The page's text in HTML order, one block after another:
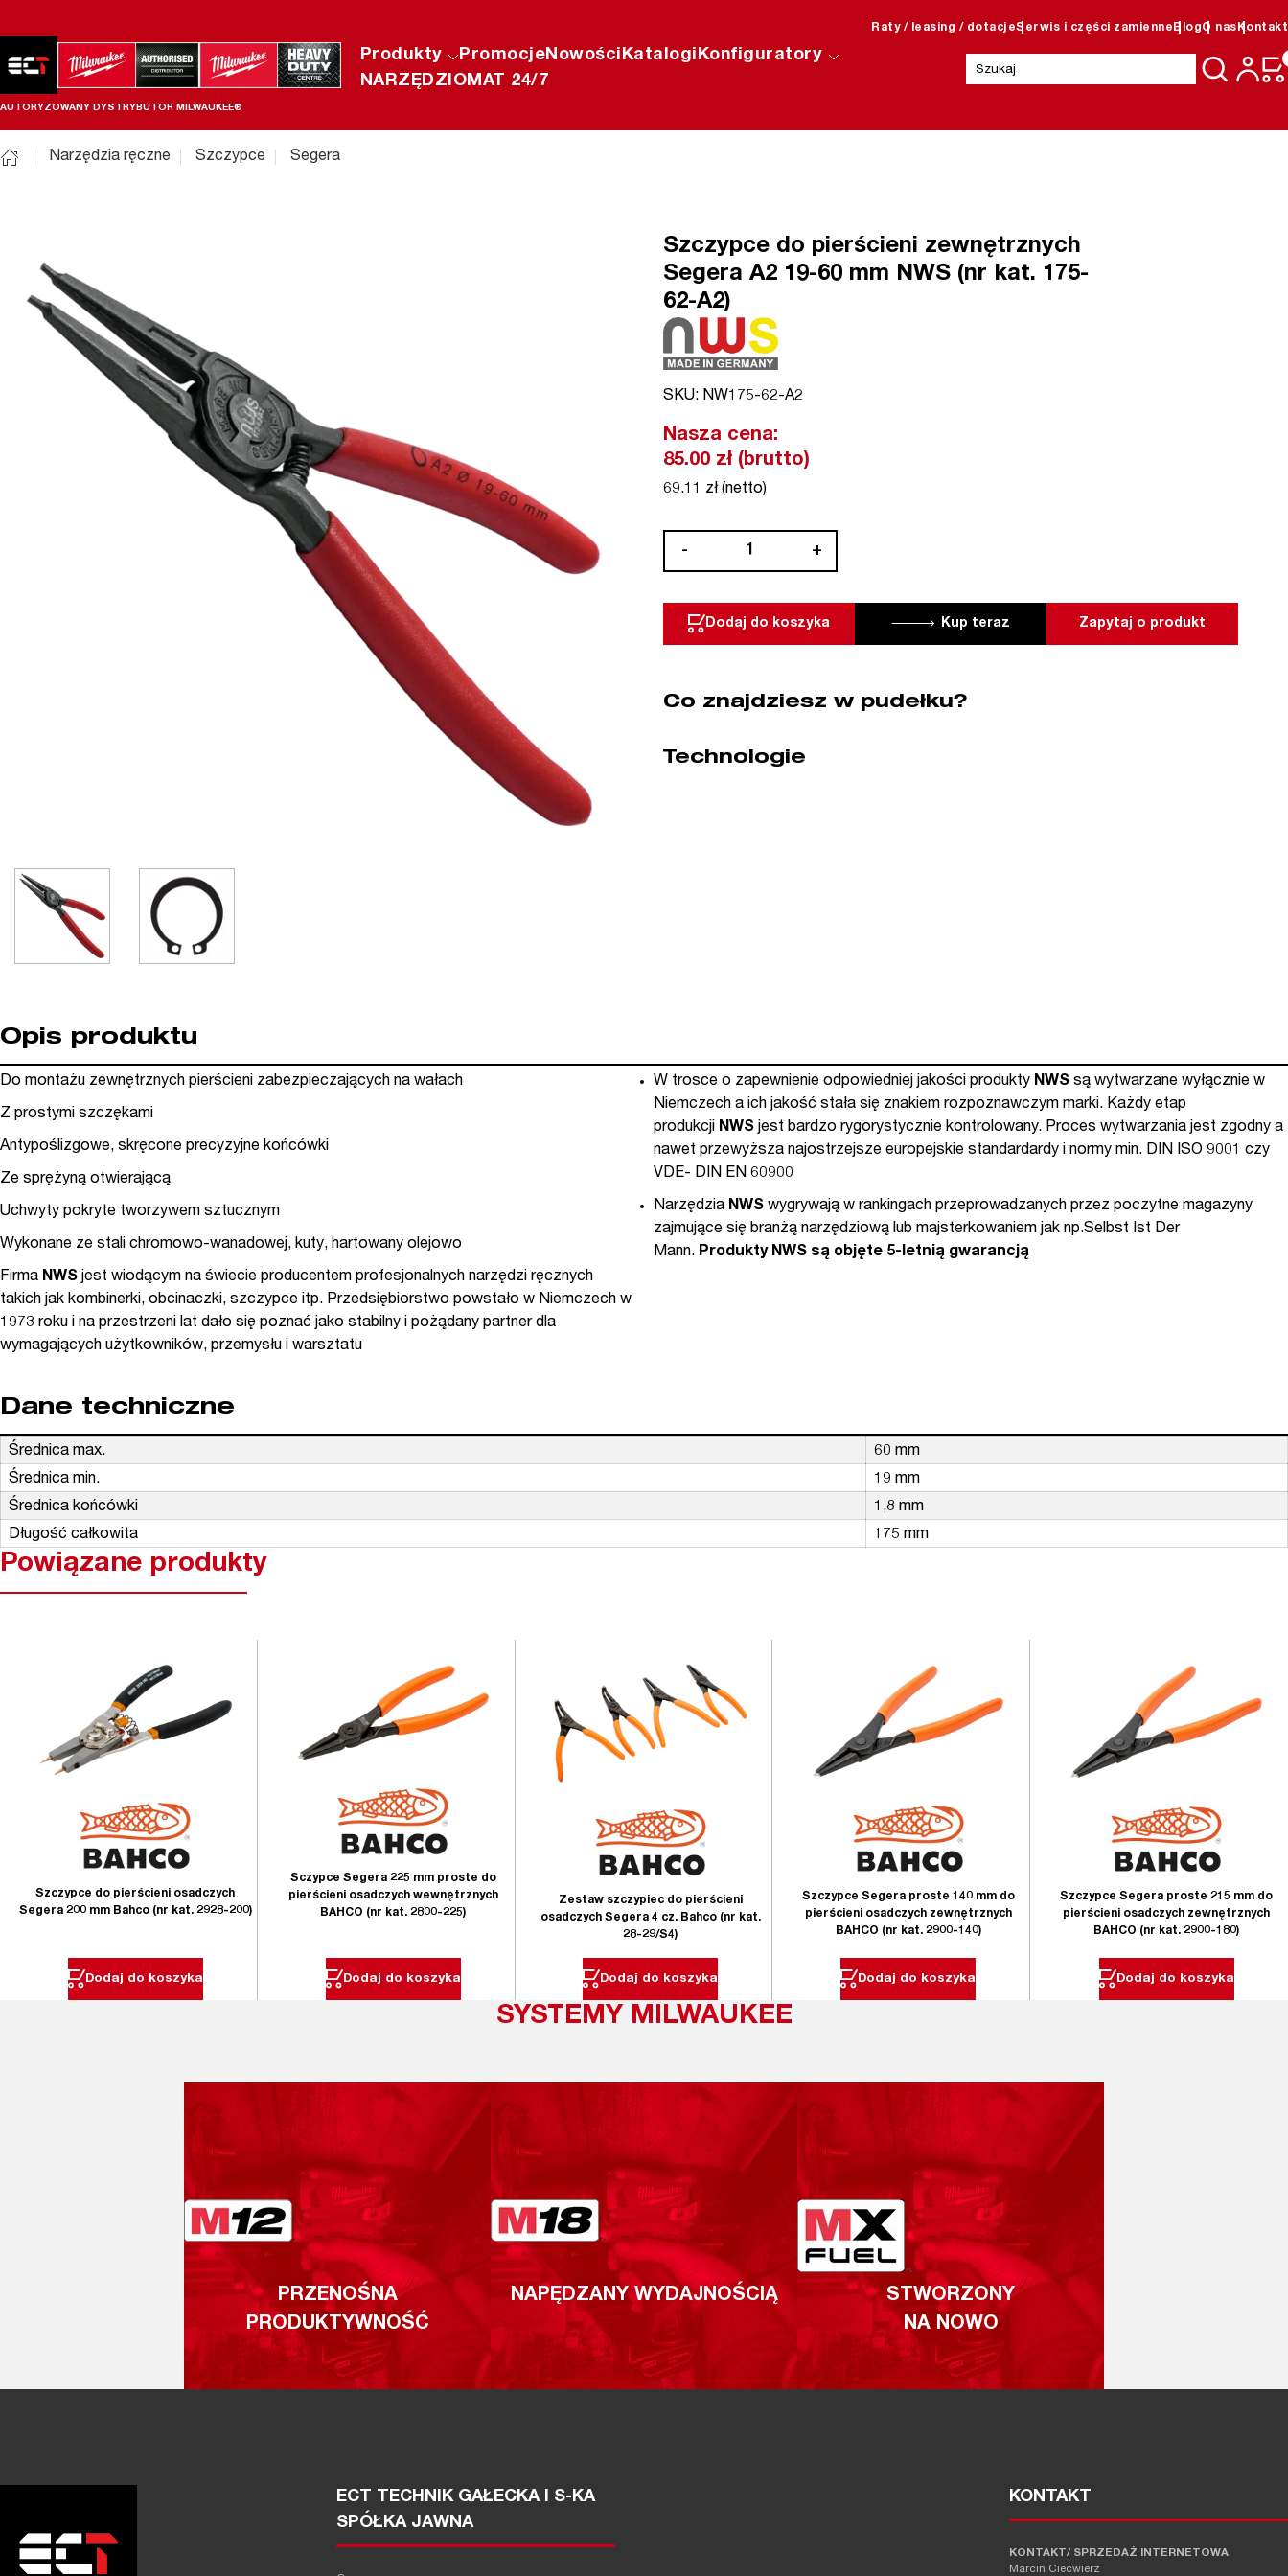
Raty / leasing / dotacjeSerwis i części zamienne BlogO nas Kontakt
AUTORYZOWANY DYSTRYBUTOR MILWAUKEE®
Produkty PromocjeNowościKatalogiKonfiguratory
NARZĘDZIOMAT 24/7
Szukaj:
Narzędzia ręczne Szczypce Segera
Szczypce do pierścieni zewnętrznych
Segera A2 19-60 mm NWS (nr kat. 175-
62-A2)
SKU: NW175-62-A2
Nasza cena:
85.00 zł (brutto)
69.11 zł (netto)
-
pierścieni
zewnętrznych
19-
mm
+
Dodaj do koszyka Zapytaj o produkt
Kup teraz
Co znajdziesz w pudełku?
Technologie
Opis produktu
Do montażu zewnętrznych pierścieni zabezpieczających na wałach
Z prostymi szczękami
Antypoślizgowe, skręcone precyzyjne końcówki
Ze sprężyną otwierającą
Uchwyty pokryte tworzywem sztucznym
Wykonane ze stali chromowo-wanadowej, kuty, hartowany olejowo
Firma NWS jest wiodącym na świecie producentem profesjonalnych narzędzi ręcznych
takich jak kombinerki, obcinaczki, szczypce itp. Przedsiębiorstwo powstało w Niemczech w
1973 roku i na przestrzeni lat dało się poznać jako stabilny i pożądany partner dla
wymagających użytkowników, przemysłu i warsztatu
W trosce o zapewnienie odpowiedniej jakości produkty NWS są wytwarzane wyłącznie w
Niemczech a ich jakość stała się znakiem rozpoznawczym marki. Każdy etap
produkcji NWS jest bardzo rygorystycznie kontrolowany. Proces wytwarzania jest zgodny a
nawet przewyższa najostrzejsze europejskie standardardy i normy min. DIN ISO 9001 czy
VDE- DIN EN 60900
Narzędzia NWS wygrywają w rankingach przeprowadzanych przez poczytne magazyny
zajmujące się branżą narzędziową lub majsterkowaniem jak np.Selbst Ist Der
Mann. Produkty NWS są objęte 5-letnią gwarancją
Dane techniczne
Średnica max.
60 mm
Średnica min.
19 mm
Średnica końcówki
1,8 mm
Długość całkowita
175 mm
Powiązane produkty
Szczypce do pierścieni osadczych
Segera 200 mm Bahco (nr kat. 2928-200)
Dodaj do koszyka
Sczypce Segera 225 mm proste do
pierścieni osadczych wewnętrznych
BAHCO (nr kat. 2800-225)
Dodaj do koszyka
Zestaw szczypiec do pierścieni
osadczych Segera 4 cz. Bahco (nr kat.
28-29/S4)
Dodaj do koszyka
Szczypce Segera proste 140 mm do
pierścieni osadczych zewnętrznych
BAHCO (nr kat. 2900-140)
Dodaj do koszyka
Szczypce Segera proste 215 mm do
pierścieni osadczych zewnętrznych
BAHCO (nr kat. 2900-180)
Dodaj do koszyka
SYSTEMY MILWAUKEE
PRZENOŚNA
PRODUKTYWNOŚĆ
NAPĘDZANY WYDAJNOŚCIĄ
STWORZONY
NA NOWO
ECT TECHNIK GAŁECKA I S-KA
SPÓŁKA JAWNA
KONTAKT
KONTAKT/ SPRZEDAŻ INTERNETOWA
Marcin Ciećwierz